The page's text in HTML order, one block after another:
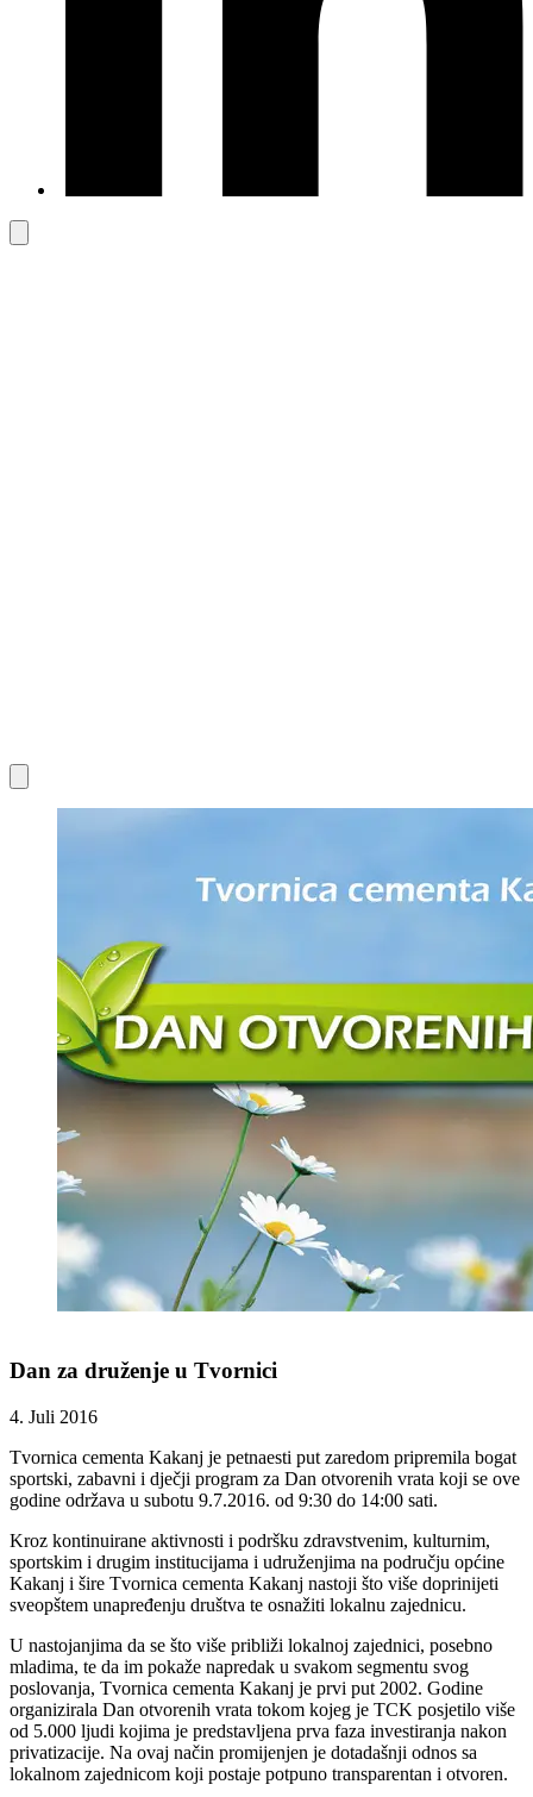
Dan za druženje u Tvornici
4. Juli 2016
Tvornica cementa Kakanj je petnaesti put zaredom pripremila bogat
sportski, zabavni i dječji program za Dan otvorenih vrata koji se ove
godine održava u subotu 9.7.2016. od 9:30 do 14:00 sati.
Kroz kontinuirane aktivnosti i podršku zdravstvenim, kulturnim,
sportskim i drugim institucijama i udruženjima na području općine
Kakanj i šire Tvornica cementa Kakanj nastoji što više doprinijeti
sveopštem unapređenju društva te osnažiti lokalnu zajednicu.
U nastojanjima da se što više približi lokalnoj zajednici, posebno
mladima, te da im pokaže napredak u svakom segmentu svog
poslovanja, Tvornica cementa Kakanj je prvi put 2002. Godine
organizirala Dan otvorenih vrata tokom kojeg je TCK posjetilo više
od 5.000 ljudi kojima je predstavljena prva faza investiranja nakon
privatizacije. Na ovaj način promijenjen je dotadašnji odnos sa
lokalnom zajednicom koji postaje potpuno transparentan i otvoren.